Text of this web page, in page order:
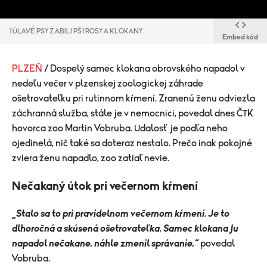
TÚLAVÉ PSY ZABILI PŠTROSY A KLOKANY
Embed kód
PLZEŇ / Dospelý samec klokana obrovského napadol v
nedeľu večer v plzenskej zoologickej záhrade
ošetrovateľku pri rutinnom kŕmení. Zranenú ženu odviezla
záchranná služba, stále je v nemocnici, povedal dnes ČTK
hovorca zoo Martin Vobruba. Udalosť je podľa neho
ojedinelá, nič také sa doteraz nestalo. Prečo inak pokojné
zviera ženu napadlo, zoo zatiaľ nevie.
Nečakaný útok pri večernom kŕmení
„Stalo sa to pri pravidelnom večernom kŕmení. Je to
dlhoročná a skúsená ošetrovateľka. Samec klokana ju
napadol nečakane, náhle zmenil správanie,“ povedal
Vobruba.